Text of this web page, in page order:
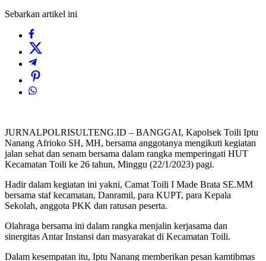
Sebarkan artikel ini
JURNALPOLRISULTENG.ID – BANGGAI, Kapolsek Toili Iptu
Nanang Afrioko SH, MH, bersama anggotanya mengikuti kegiatan
jalan sehat dan senam bersama dalam rangka memperingati HUT
Kecamatan Toili ke 26 tahun, Minggu (22/1/2023) pagi.
Hadir dalam kegiatan ini yakni, Camat Toili I Made Brata SE.MM
bersama staf kecamatan, Danramil, para KUPT, para Kepala
Sekolah, anggota PKK dan ratusan peserta.
Olahraga bersama ini dalam rangka menjalin kerjasama dan
sinergitas Antar Instansi dan masyarakat di Kecamatan Toili.
Dalam kesempatan itu, Iptu Nanang memberikan pesan kamtibmas